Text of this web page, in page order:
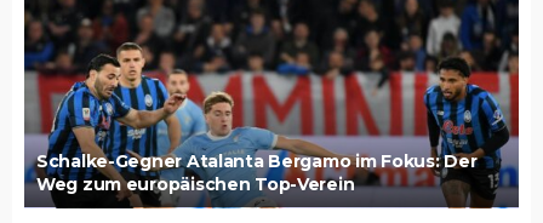
Schalke-Gegner Atalanta Bergamo im Fokus: Der
Weg zum europäischen Top-Verein